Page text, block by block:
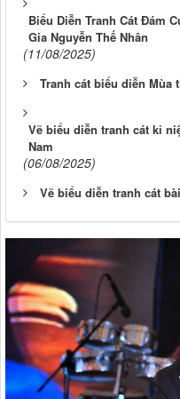
Biểu Diễn Tranh Cát Đám
Gia Nguyễn Thế Nhân
(11/08/2025)
Tranh cát biểu diễn Mùa
Vẽ biểu diễn tranh cát kỉ
Nam
(06/08/2025)
Vẽ biểu diễn tranh cát